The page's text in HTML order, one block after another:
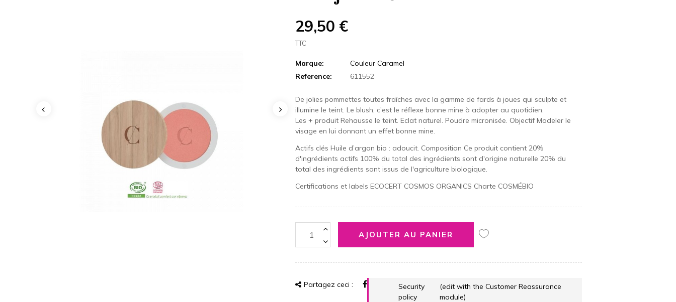
29,50 €
TTC
Marque:
Couleur Caramel
Reference:
611552
De jolies pommettes toutes fraîches avec la gamme de fards à joues qui sculpte et
illumine le teint. Le blush, c'est le réflexe bonne mine à adopter au quotidien.
Les + produit Rehausse le teint. Eclat naturel. Poudre micronisée. Objectif Modeler le
visage en lui donnant un effet bonne mine.
Actifs clés Huile d’argan bio : adoucit. Composition Ce produit contient 20%
d'ingrédients actifs 100% du total des ingrédients sont d'origine naturelle 20% du
total des ingrédients sont issus de l'agriculture biologique.
Certifications et labels ECOCERT COSMOS ORGANICS Charte COSMÉBIO
AJOUTER AU PANIER
Partagez ceci :
Security
policy
(edit with the Customer Reassurance
module)